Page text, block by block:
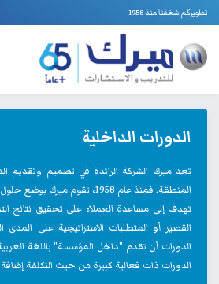
تطويركم شغفنا منذ 1958
الدورات الداخلية
تعد ميرك الشركة الرائدة في تصميم وتقديم
المنطقة. فمنذ عام 1958، تقوم
تهدف إلى مساعدة العملاء على تحقيق نتائج
القصير أو المتطلبات الاستراتيجية على
الدورات أن تقدم "داخل المؤسسة" باللغة
الدورات ذات فعالية كبيرة من حيث التكلفة إضافة